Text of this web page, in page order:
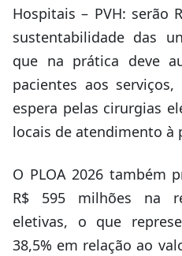
Hospitais – PVH: serão
sustentabilidade das
que na prática deve
pacientes aos
espera pelas cirurgias
locais de atendimento à
O PLOA 2026 também
R$ 595 milhões na
eletivas, o que
38,5% em relação ao